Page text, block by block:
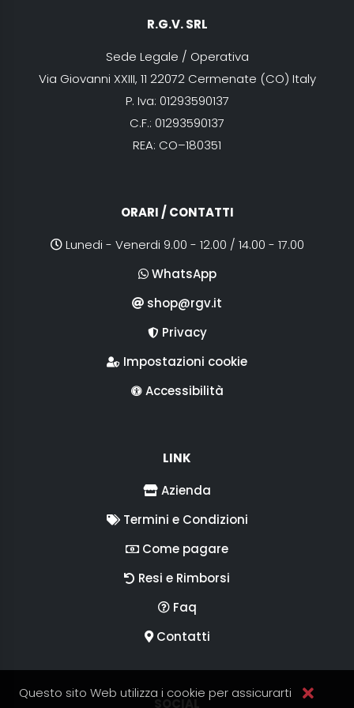
R.G.V. SRL
Sede Legale / Operativa
Via Giovanni XXIII, 11 22072 Cermenate (CO) Italy
P. Iva: 01293590137
C.F.: 01293590137
REA: CO–180351
ORARI / CONTATTI
Lunedi - Venerdi 9.00 - 12.00 / 14.00 - 17.00
WhatsApp
shop@rgv.it
Privacy
Impostazioni cookie
Accessibilità
LINK
Azienda
Termini e Condizioni
Come pagare
Resi e Rimborsi
Faq
Contatti
SEGUICI SUI
Questo sito Web utilizza i cookie per assicurarti